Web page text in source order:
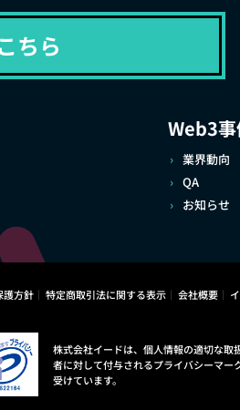
ちら
Web3
業界動向
QA
お知らせ
護方針 特定商取引法に関する表示 会社概要
株式会社イードは、個人情報の適切な取
者に対して付与されるプライバシーマー
受けています。